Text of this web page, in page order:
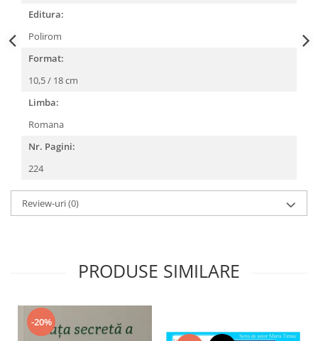
Editura:
Polirom
Format:
10,5 / 18 cm
Limba:
Romana
Nr. Pagini:
224
Review-uri(0)
PRODUSE SIMILARE
-20%